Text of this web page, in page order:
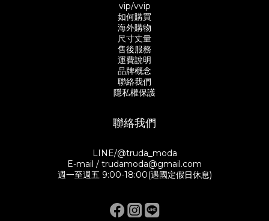
vip/vvip
如何購買
海外購物
尺寸丈量
售後服務
運費說明
品牌概念
聯絡我們
隱私權保護
聯絡我們
LINE/@truda_moda
E-mail / trudamoda@gmail.com
週一至週五 9:00-18:00(遇國定假日休息)